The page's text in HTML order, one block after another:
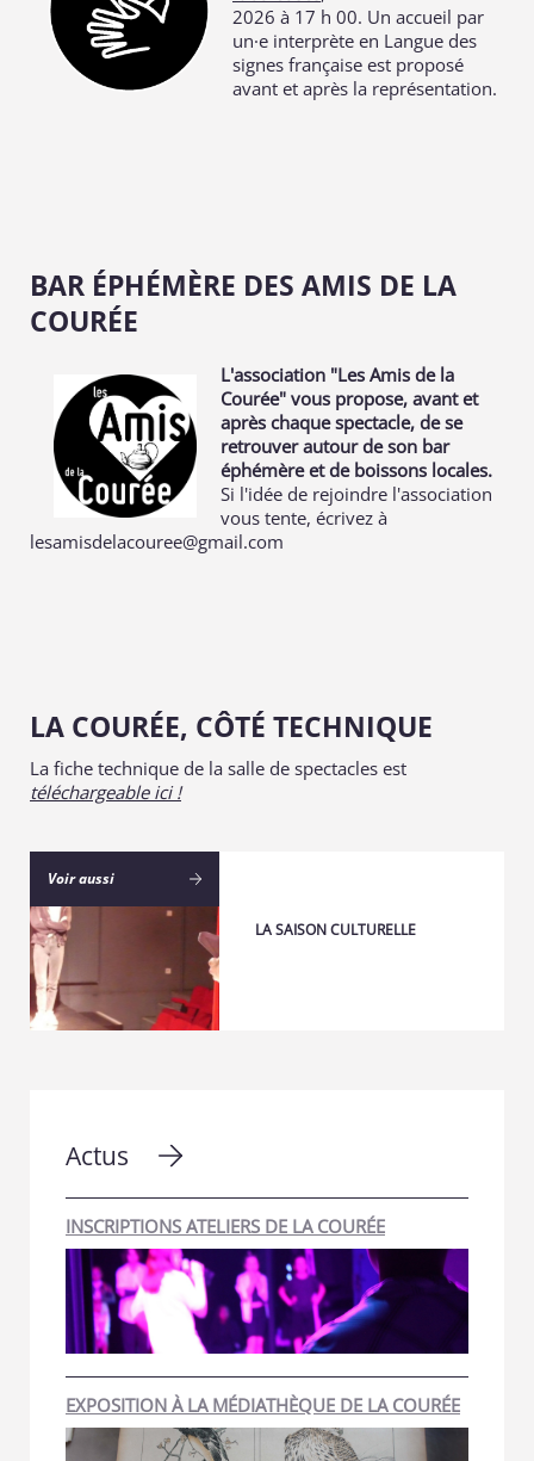
2026 à 17 h 00. Un accueil par
un·e interprète en Langue des
signes française est proposé
avant et après la représentation.
BAR ÉPHÉMÈRE DES AMIS DE LA
COURÉE
L'association "Les Amis de la
Courée" vous propose, avant et
après chaque spectacle, de se
retrouver autour de son bar
éphémère et de boissons locales.
Si l'idée de rejoindre l'association
vous tente, écrivez à
lesamisdelacouree@gmail.com
LA COURÉE, CÔTÉ TECHNIQUE
La fiche technique de la salle de spectacles est
téléchargeable ici !
Voir aussi
LA SAISON CULTURELLE
Actus
INSCRIPTIONS ATELIERS DE LA COURÉE
EXPOSITION À LA MÉDIATHÈQUE DE LA COURÉE